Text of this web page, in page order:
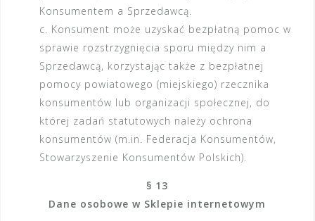
Konsumentem a Sprzedawcą.
c. Konsument może uzyskać bezpłatną pomoc w
sprawie rozstrzygnięcia sporu między nim a
Sprzedawcą, korzystając także z bezpłatnej
pomocy powiatowego (miejskiego) rzecznika
konsumentów lub organizacji społecznej, do
której zadań statutowych należy ochrona
konsumentów (m.in. Federacja Konsumentów,
Stowarzyszenie Konsumentów Polskich).
§ 13
Dane osobowe w Sklepie internetowym